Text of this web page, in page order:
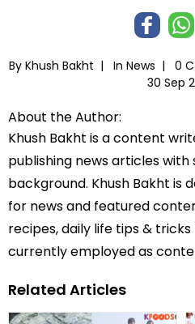
By Khush Bakht | In News | 0
30 Sep
About the Author:
Khush Bakht is a content
publishing news articles
background. Khush Bakht
for news and featured
recipes, daily life tips &
currently employed as
Related Articles